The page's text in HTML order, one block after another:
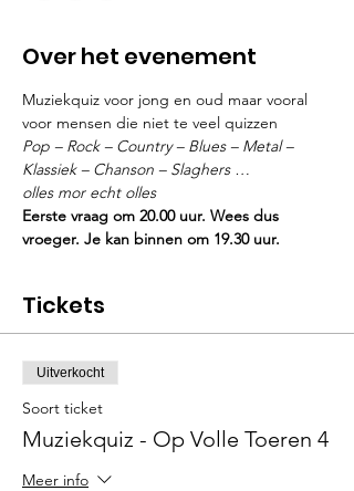
Over het evenement
Muziekquiz voor jong en oud maar vooral
voor mensen die niet te veel quizzen
Pop – Rock – Country – Blues – Metal –
Klassiek – Chanson – Slaghers …
olles mor echt olles
Eerste vraag om 20.00 uur. Wees dus
vroeger. Je kan binnen om 19.30 uur.
Tickets
Uitverkocht
Soort ticket
Muziekquiz - Op Volle Toeren 4
Meer info